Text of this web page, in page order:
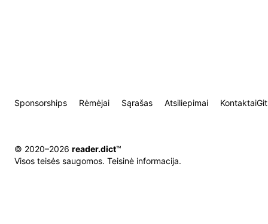
Sponsorships Rėmėjai Sąrašas Atsiliepimai Kontaktai
© 2020–2026 reader.dict™
Visos teisės saugomos. Teisinė informacija.